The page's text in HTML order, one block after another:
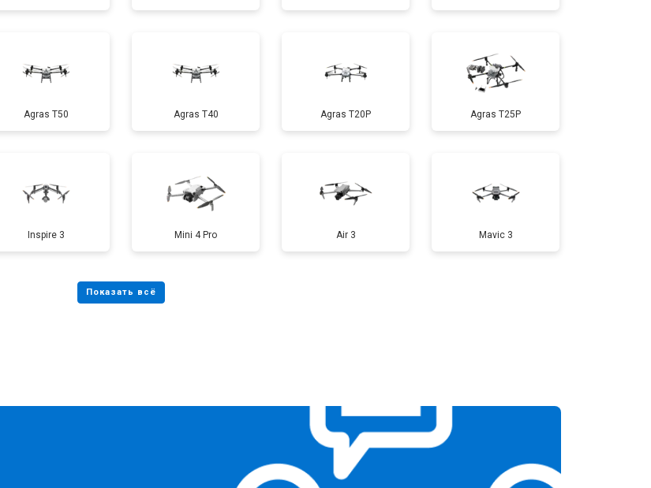
от 40 мин от 1000 ₽ Заказать
от 70 мин от 1800 ₽ Заказать
от 60 мин от 2800 ₽ Заказать
от 100 мин
Agras T50 Agras T40 Agras T20P Agras T25P
Inspire 3 Mini 4 Pro Air 3 Mavic 3